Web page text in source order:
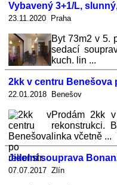
Vybavený 3+1/L,
23.11.2020 Praha
Byt 73m2 v 5.
sedací
kuch. lin ...
2kk v centru Benešova
22.01.2018 Benešov
Prodám 2kk
rekonstrukci.
linka včetně ...
Jidelní souprava
07.07.2017 Zlín